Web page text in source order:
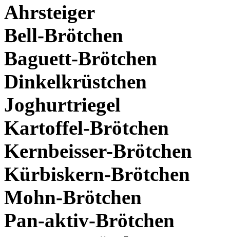
Ahrsteiger
Bell-Brötchen
Baguett-Brötchen
Dinkelkrüstchen
Joghurtriegel
Kartoffel-Brötchen
Kernbeisser-Brötchen
Kürbiskern-Brötchen
Mohn-Brötchen
Pan-aktiv-Brötchen